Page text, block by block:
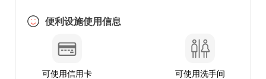
便利设施使用信息
可使用信用卡 可使用洗手间